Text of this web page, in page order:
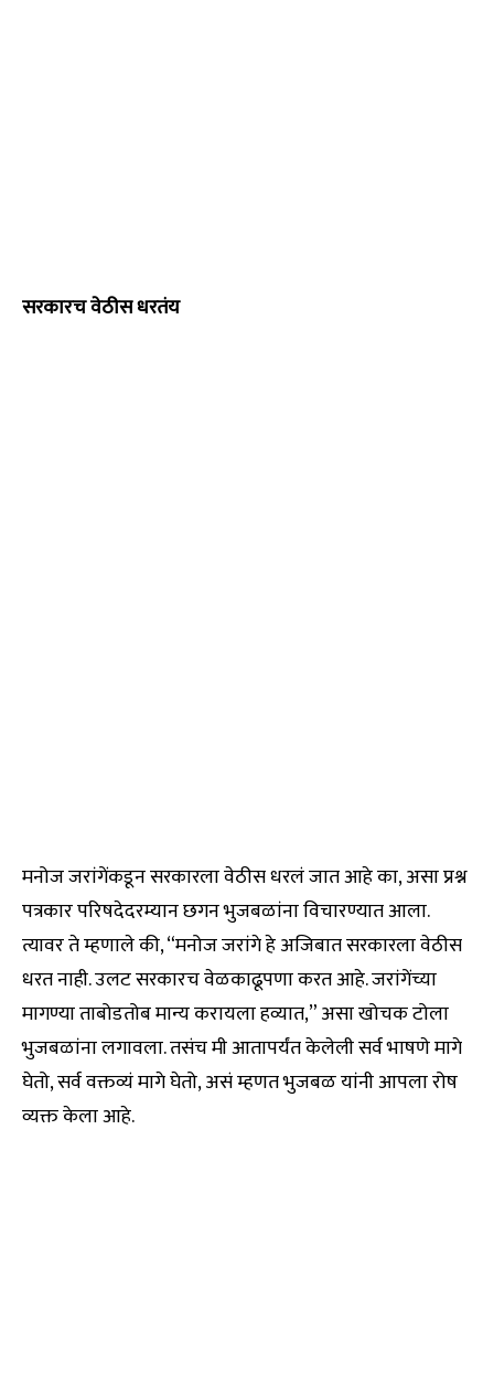
सरकारच वेठीस धरतंय
मनोज जरांगेंकडून सरकारला वेठीस धरलं जात आहे का, असा प्रश्न
पत्रकार परिषदेदरम्यान छगन भुजबळांना विचारण्यात आला.
त्यावर ते म्हणाले की, “मनोज जरांगे हे अजिबात सरकारला वेठीस
धरत नाही. उलट सरकारच वेळकाढूपणा करत आहे. जरांगेंच्या
मागण्या ताबोडतोब मान्य करायला हव्यात,” असा खोचक टोला
भुजबळांना लगावला. तसंच मी आतापर्यंत केलेली सर्व भाषणे मागे
घेतो, सर्व वक्तव्यं मागे घेतो, असं म्हणत भुजबळ यांनी आपला रोष
व्यक्त केला आहे.